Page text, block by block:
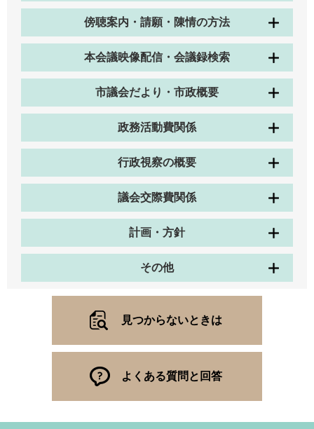
傍聴案内・請願・陳情の方法
本会議映像配信・会議録検索
市議会だより・市政概要
政務活動費関係
行政視察の概要
議会交際費関係
計画・方針
その他
見つからないときは
よくある質問と回答